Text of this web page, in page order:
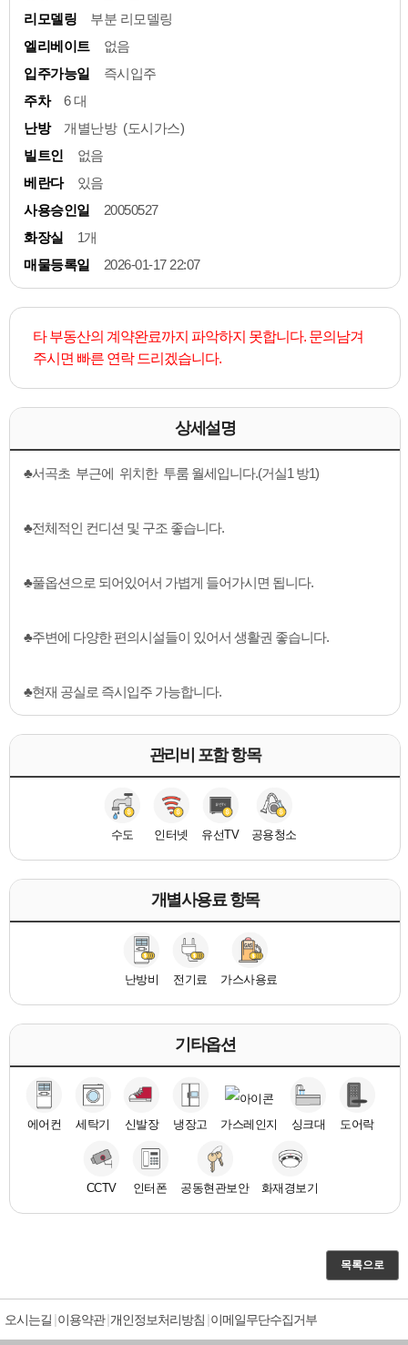
리모델링
부분 리모델링
엘리베이트
없음
입주가능일
즉시입주
주차
6 대
난방
개별난방 (도시가스)
빌트인
없음
베란다
있음
사용승인일
20050527
화장실
1개
매물등록일
2026-01-17 22:07
타 부동산의 계약완료까지 파악하지 못합니다. 문의남겨
주시면 빠른 연락 드리겠습니다.
상세설명
♣서곡초 부근에 위치한 투룸 월세입니다.(거실1 방1)
♣전체적인 컨디션 및 구조 좋습니다.
♣풀옵션으로 되어있어서 가볍게 들어가시면 됩니다.
♣주변에 다양한 편의시설들이 있어서 생활권 좋습니다.
♣현재 공실로 즉시입주 가능합니다.
관리비 포함 항목
수도 인터넷 유선TV 공용청소
개별사용료 항목
난방비 전기료 가스사용료
기타옵션
에어컨 세탁기 신발장 냉장고 가스레인지 싱크대 도어락
CCTV 인터폰 공동현관보안 화재경보기
목록으로
오시는길 이용약관 개인정보처리방침 이메일무단수집거부